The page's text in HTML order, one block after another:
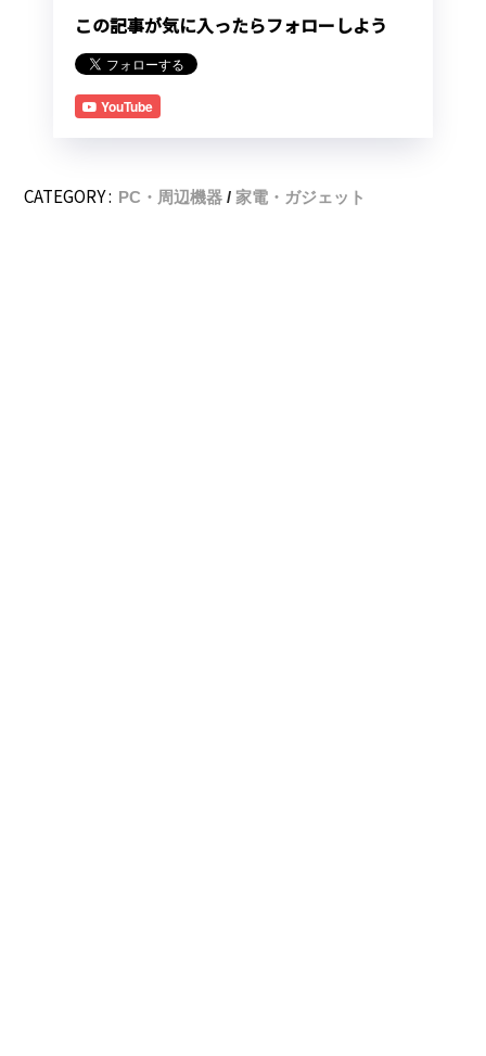
この記事が気に入ったらフォローしよう
YouTube
CATEGORY : PC・周辺機器 家電・ガジェット